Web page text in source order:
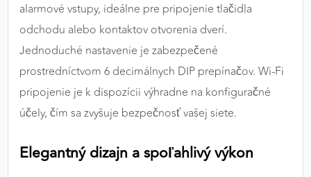
alarmové vstupy, ideálne pre pripojenie tlačidla
odchodu alebo kontaktov otvorenia dverí.
Jednoduché nastavenie je zabezpečené
prostredníctvom 6 decimálnych DIP prepínačov. Wi-Fi
pripojenie je k dispozícii výhradne na konfiguračné
účely, čím sa zvyšuje bezpečnosť vašej siete.
Elegantný dizajn a spoľahlivý výkon